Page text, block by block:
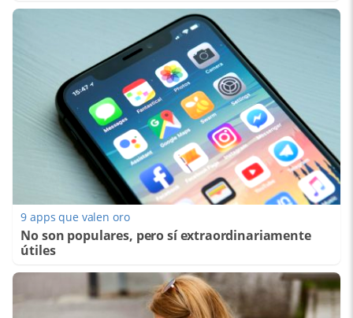
9 apps que valen oro
No son populares, pero sí extraordinariamente
útiles